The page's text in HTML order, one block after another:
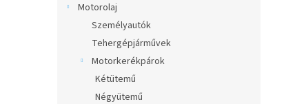
Motorolaj
Személyautók
Tehergépjárművek
Motorkerékpárok
Kétütemű
Négyütemű